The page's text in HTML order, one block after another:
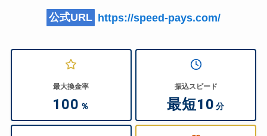
公式URL https://speed-pays.com/
最大換金率
100 ％
振込スピード
最短10 分